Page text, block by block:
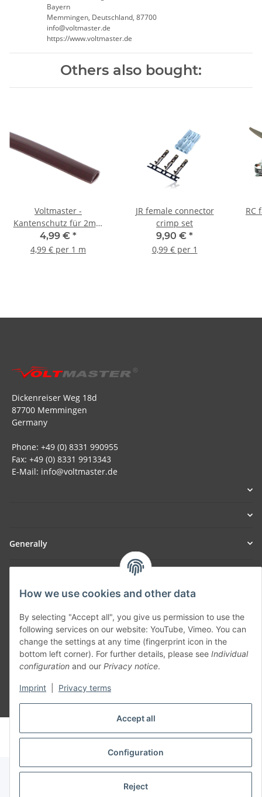
Accept all
Configuration
Reject
How we use cookies and other data
By selecting "Accept all", you give us permission to use the
following services on our website: YouTube, Vimeo. You can
change the settings at any time (fingerprint icon in the
bottom left corner). For further details, please see Individual
configuration and our Privacy notice.
Imprint Privacy terms
Bayern
Memmingen, Deutschland, 87700
info@voltmaster.de
https://www.voltmaster.de
Others also bought:
Voltmaster -
Kantenschutz für 2mm
Materialstärke schwarz -
1m
4,99 € *
4,99 € per 1 m
JR female connector
crimp set
9,90 € *
0,99 € per 1
RC
Dickenreiser Weg 18d
87700 Memmingen
Germany
Phone: +49 (0) 8331 990955
Fax: +49 (0) 8331 9913343
E-Mail: info@voltmaster.de
Generally
SmoliTec - Safety. Simplified. Worldwide. ( B2B Shop )
Withdraw contract
* All prices incl. VAT, plusshipping fees
© voltmaster.de